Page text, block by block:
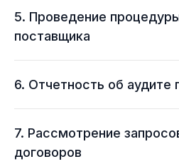
5. Проведение
поставщика
6. Отчетность об аудите
7. Рассмотрение
договоров